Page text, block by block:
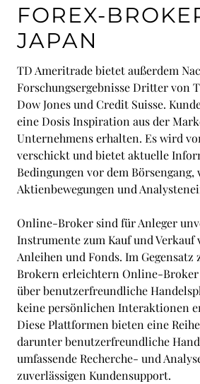
FOREX-
JAPAN
TD Ameritrade bietet außerdem
Forschungsergebnisse Dritter von
Dow Jones und Credit Suisse.
eine Dosis Inspiration aus der
Unternehmens erhalten. Es wird
verschickt und bietet aktuelle
Bedingungen vor dem
Aktienbewegungen und
Online-Broker sind für Anleger
Instrumente zum Kauf und Verkauf
Anleihen und Fonds. Im
Brokern erleichtern Online-
über benutzerfreundliche
keine persönlichen Interaktionen
Diese Plattformen bieten eine
darunter benutzerfreundliche
umfassende Recherche- und
zuverlässigen Kundensupport.